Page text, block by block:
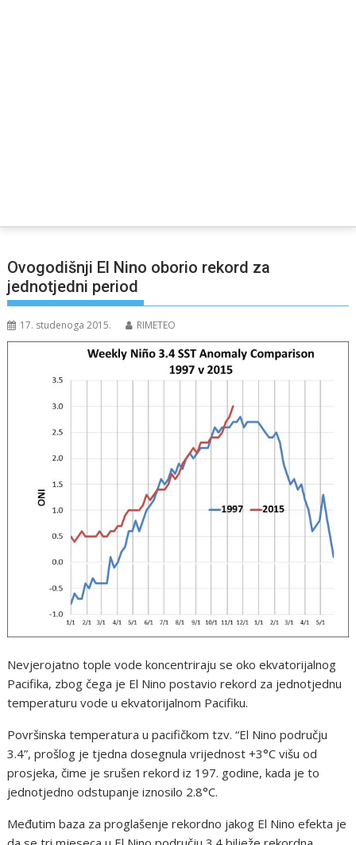
Ovogodišnji El Nino oborio rekord za
jednotjedni period
17. studenoga 2015. RIMETEO
Nevjerojatno tople vode koncentriraju se oko ekvatorijalnog
Pacifika, zbog čega je El Nino postavio rekord za jednotjednu
temperaturu vode u ekvatorijalnom Pacifiku.
Površinska temperatura u pacifičkom tzv. “El Nino području
3.4”, prošlog je tjedna dosegnula vrijednost +3°C višu od
prosjeka, čime je srušen rekord iz 197. godine, kada je to
jednotjedno odstupanje iznosilo 2.8°C.
Međutim baza za proglašenje rekordno jakog El Nino efekta je